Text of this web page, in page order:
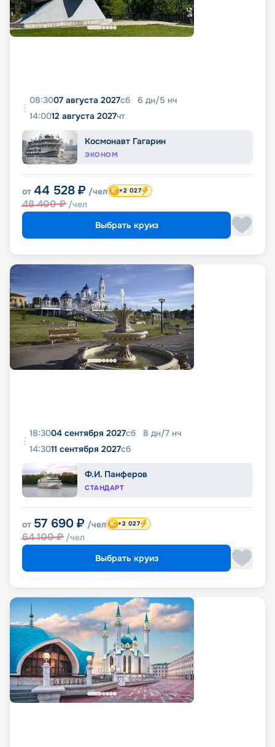
08:3007 августа 2027сб 6 дн/5 нч
14:0012 августа 2027чт
Космонавт Гагарин
ЭКОНОМ
от 44 528 ₽ /чел
48 400₽ /чел
+2 027
Выбрать круиз
18:3004 сентября 2027сб 8 дн/7 нч
14:3011 сентября 2027сб
Ф.И. Панферов
СТАНДАРТ
от 57 690 ₽ /чел
64 100₽ /чел
+2 027
Выбрать круиз